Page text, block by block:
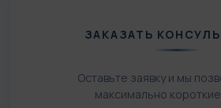
ЗАКАЗАТЬ
Оставьте заявку и мы
максимально